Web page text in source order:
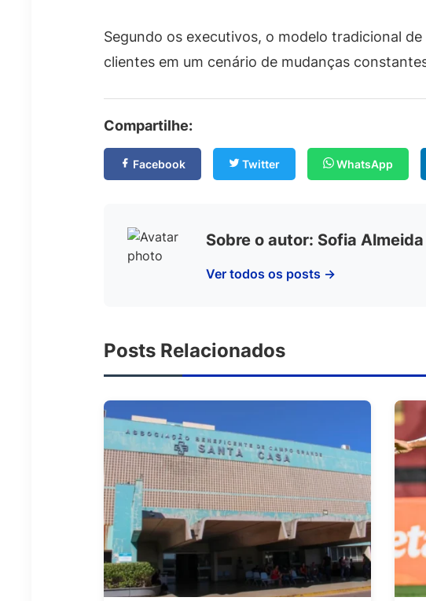
Segundo os executivos, o modelo tradicional
clientes em um cenário de mudanças
Compartilhe:
Facebook Twitter WhatsApp
Sobre o autor: Sofia Almeida
Ver todos os posts →
Posts Relacionados